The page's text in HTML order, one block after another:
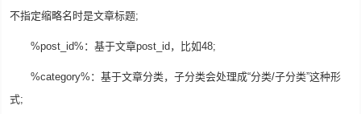
不指定缩略名时是文章标题;
%post_id%：基于文章post_id，比如48;
%category%：基于文章分类，子分类会处理成“分类/子分类”这种形
式;